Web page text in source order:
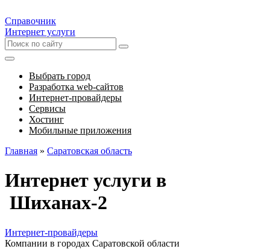
Справочник
Интернет услуги
Выбрать город
Разработка web-сайтов
Интернет-провайдеры
Сервисы
Хостинг
Мобильные приложения
Главная » Саратовская область
Интернет услуги в
Шиханах-2
Интернет-провайдеры
Компании в городах Саратовской области